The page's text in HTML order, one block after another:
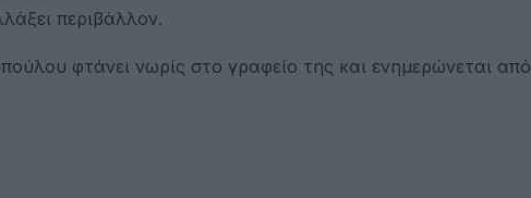
περιβάλλον.
φτάνει νωρίς στο γραφείο της και ενημερώνεται από